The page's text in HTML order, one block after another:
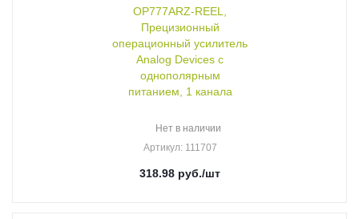
OP777ARZ-REEL,
Прецизионный
операционный усилитель
Analog Devices с
однополярным
питанием, 1 канала
Нет в наличии
Артикул: 111707
318.98 руб./шт